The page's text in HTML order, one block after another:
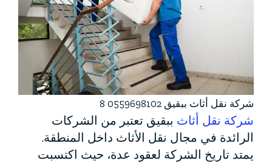
شركة نقل أثاث ببقيق 0559698102 8
شركة نقل أثاث ببقيق تعتبر من الشركات
الرائدة في مجال نقل الأثاث داخل المنطقة.
يمتد تاريخ الشركة لعقود عدة، حيث اكتسبت